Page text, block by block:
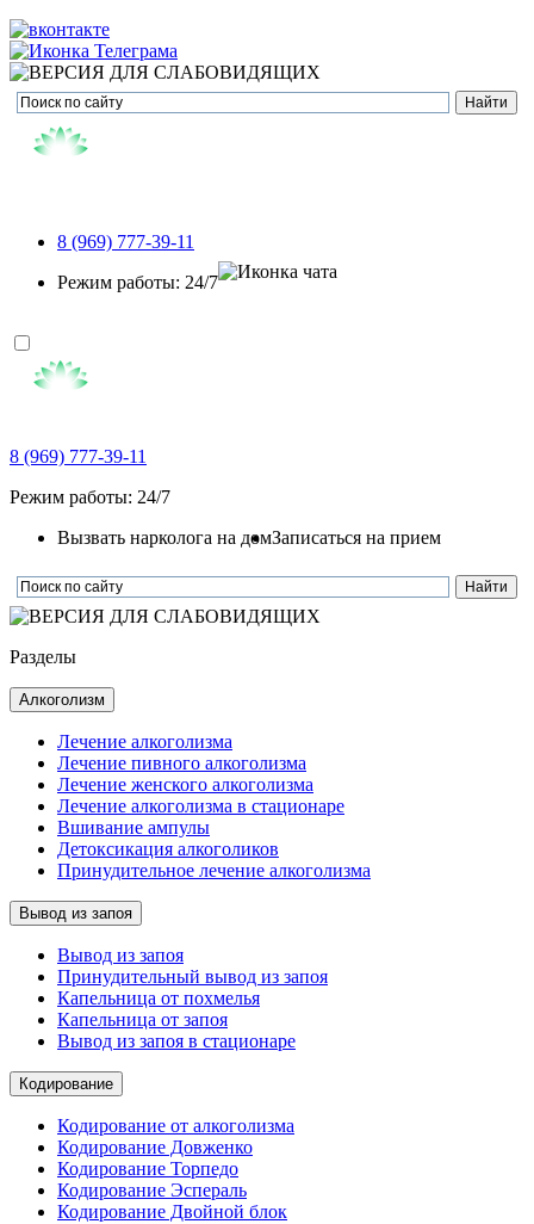
8 (969) 777-39-11
Режим работы: 24/7
8 (969) 777-39-11
Режим работы: 24/7
Вызвать нарколога на домЗаписаться на прием
Разделы
Алкоголизм
Лечение алкоголизма
Лечение пивного алкоголизма
Лечение женского алкоголизма
Лечение алкоголизма в стационаре
Вшивание ампулы
Детоксикация алкоголиков
Принудительное лечение алкоголизма
Вывод из запоя
Вывод из запоя
Принудительный вывод из запоя
Капельница от похмелья
Капельница от запоя
Вывод из запоя в стационаре
Кодирование
Кодирование от алкоголизма
Кодирование Довженко
Кодирование Торпедо
Кодирование Эспераль
Кодирование Двойной блок